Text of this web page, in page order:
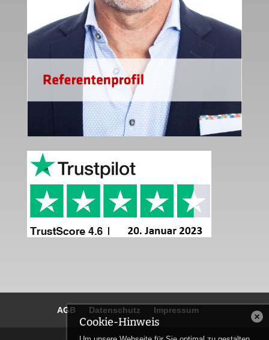
AGB Datenschutz Impressum
Cookie-Hinweis